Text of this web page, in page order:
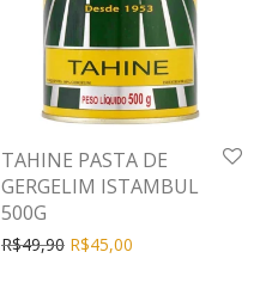
TAHINE PASTA DE
GERGELIM ISTAMBUL
500G
R$49,90 R$45,00